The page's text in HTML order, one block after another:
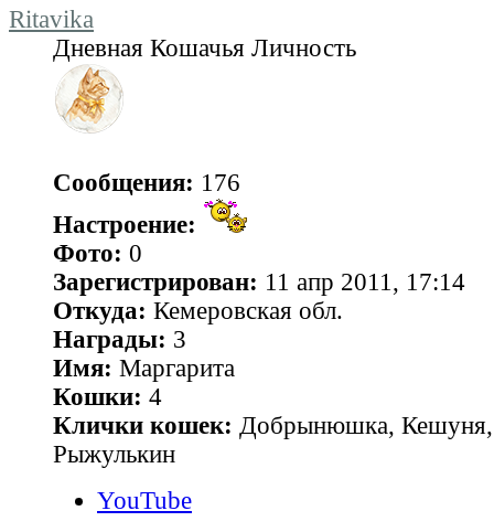
Ritavika
Дневная Кошачья Личность
Сообщения: 176
Настроение:
Фото: 0
Зарегистрирован: 11 апр 2011, 17:14
Откуда: Кемеровская обл.
Награды: 3
Имя: Маргарита
Кошки: 4
Клички кошек: Добрынюшка, Кешуня,
Рыжулькин
YouTube